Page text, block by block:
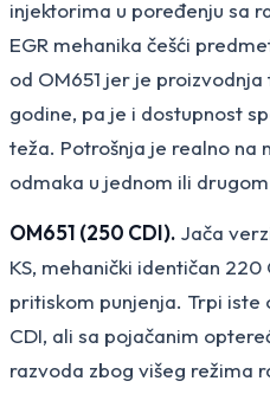
injektorima u poređenju sa
EGR mehanika češći
od OM651 jer je
godine, pa je i dostupnost
teža. Potrošnja je realno na
odmaka u jednom ili
OM651 (250 CDI). Jača
KS, mehanički identičan
pritiskom punjenja. Trpi
CDI, ali sa pojačanim
razvoda zbog višeg režima